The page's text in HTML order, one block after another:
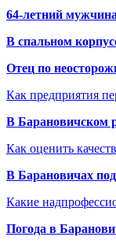
64-летний
В спальном
Отец по
Как предприятия
В Барановичском
Как оценить
В Барановичах
Какие
Погода в